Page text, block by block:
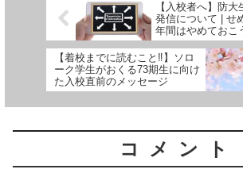
【入校者へ】防
発信について | せ
年間はやめておこ
【着校までに読むこと‼︎】ソロ
ーク学生がおくる73期生に向け
た入校直前のメッセージ
コメント